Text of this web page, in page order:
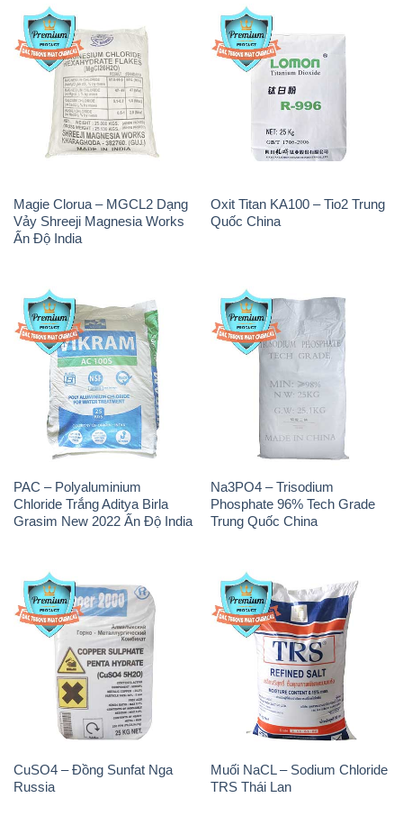
Magie Clorua – MGCL2 Dạng
Vảy Shreeji Magnesia Works
Ấn Độ India
Oxit Titan KA100 – Tio2 Trung
PAC – Polyaluminium
Chloride Trắng Aditya Birla
Grasim New 2022 Ấn Độ India
Phosphate 96% Tech Grade
Trung Quốc China
CuSO4 – Đồng Sunfat Nga
Muối NaCL – Sodium Chloride
TRS Thái Lan